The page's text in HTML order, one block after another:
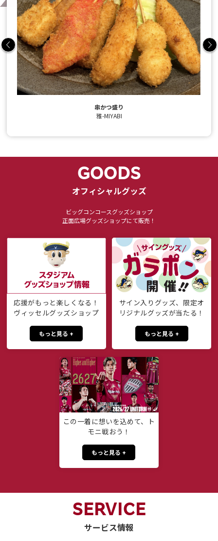
ルーロー飯
小宇宙食堂
GOODS
オフィシャルグッズ
ビッグコンコースグッズショップ
正面広場グッズショップにて販売！
応援がもっと楽しくなる！
ヴィッセルグッズショップ
もっと見る +
サイン入りグッズ、限定オ
リジナルグッズが当たる！
もっと見る +
この一着に想いを込めて、ト
モニ戦おう！
もっと見る +
SERVICE
サービス情報